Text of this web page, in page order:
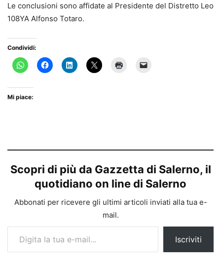
Le conclusioni sono affidate al Presidente del Distretto Leo
108YA Alfonso Totaro.
Condividi:
Mi piace:
Scopri di più da Gazzetta di Salerno, il
quotidiano on line di Salerno
Abbonati per ricevere gli ultimi articoli inviati alla tua e-
mail.
Digita la tua e-mail...
Iscriviti